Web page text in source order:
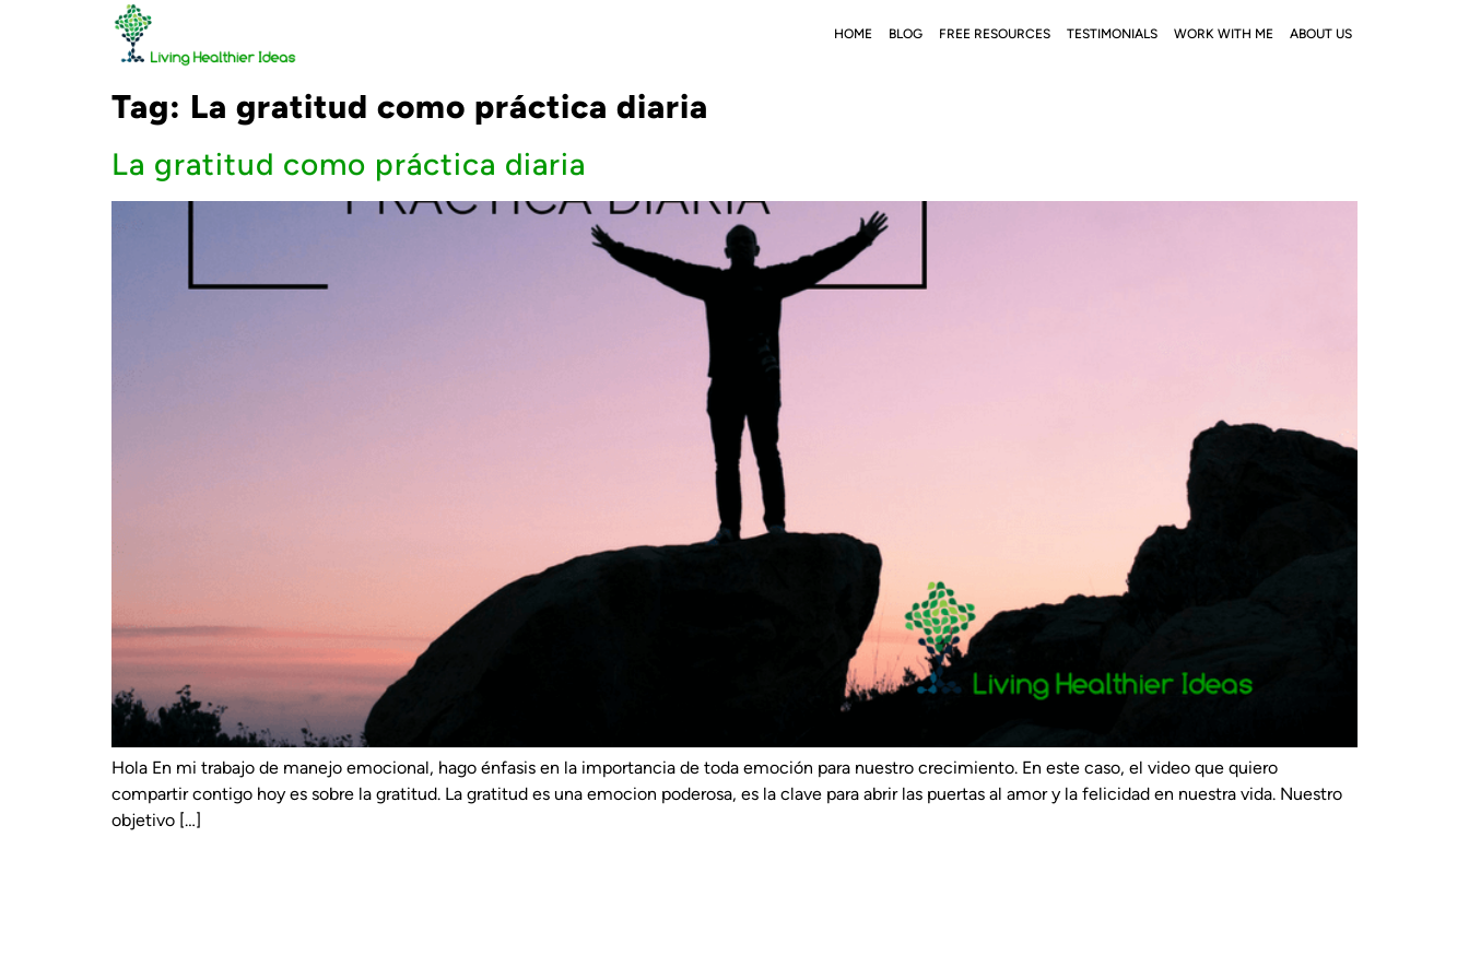
HOME BLOG FREE RESOURCES TESTIMONIALS WORK WITH ME ABOUT US
Tag: La gratitud como práctica diaria
La gratitud como práctica diaria
Hola En mi trabajo de manejo emocional, hago énfasis en la importancia de toda emoción para nuestro crecimiento. En este caso, el video que quiero
compartir contigo hoy es sobre la gratitud. La gratitud es una emocion poderosa, es la clave para abrir las puertas al amor y la felicidad en nuestra vida. Nuestro
objetivo […]